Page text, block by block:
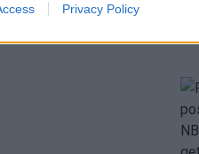
Privacy Policy